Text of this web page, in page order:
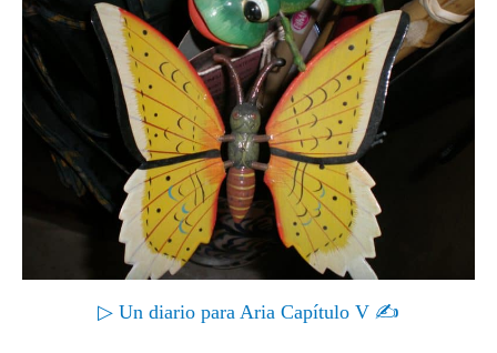
▷ Un diario para Aria Capítulo V ✍